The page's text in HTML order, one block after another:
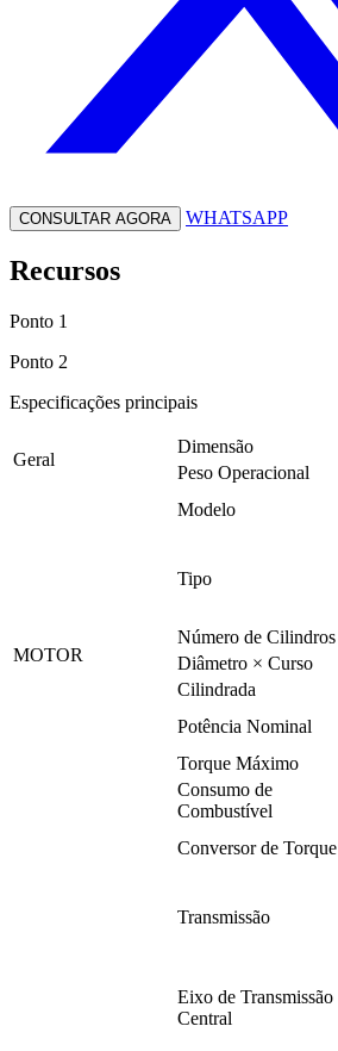
CONSULTAR AGORA WHATSAPP
Recursos
Ponto 1
Ponto 2
Especificações principais
Geral
Dimensão
Peso Operacional
MOTOR
Modelo
Tipo
Número de Cilindros
Diâmetro × Curso
Cilindrada
Potência Nominal
Torque Máximo
Consumo de
Combustível
Conversor de Torque
Transmissão
Eixo de Transmissão
Central